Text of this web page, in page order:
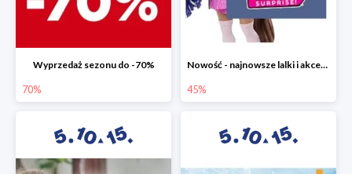
Wyprzedaż sezonu do -70%
70%
Nowość - najnowsze lalki i akcesoria L.O.L. w 5.10.15 do -45%
45%